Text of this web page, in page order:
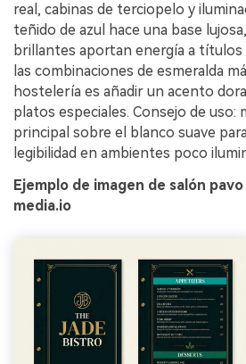
real, cabinas de terciopelo y
teñido de azul hace una base
brillantes aportan energía a títulos
las combinaciones de esmeralda
hostelería es añadir un acento
platos especiales. Consejo de
principal sobre el blanco suave
legibilidad en ambientes poco
Ejemplo de imagen de salón
media.io